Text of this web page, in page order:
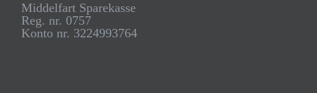
Middelfart Sparekasse
Reg. nr. 0757
Konto nr. 3224993764